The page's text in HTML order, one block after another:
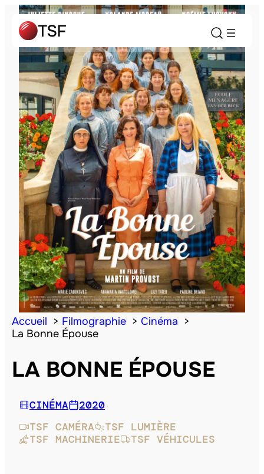
Accueil Filmographie
Cinéma
La Bonne Épouse
LA BONNE ÉPOUSE
CINÉMA
2020
TSF CAMÉRA
TSF LUMIÈRE
TSF MACHINERIE
TSF VÉHICULES